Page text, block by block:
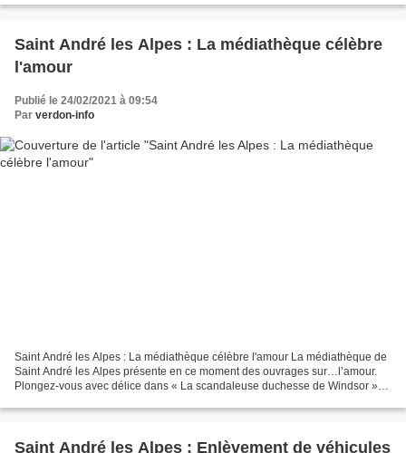
Saint André les Alpes : La médiathèque célèbre
l'amour
Publié le 24/02/2021 à 09:54
Par verdon-info
Saint André les Alpes : La médiathèque célèbre l'amour La médiathèque de
Saint André les Alpes présente en ce moment des ouvrages sur…l’amour.
Plongez-vous avec délice dans « La scandaleuse duchesse de Windsor »
Saint André les Alpes : Enlèvement de véhicules